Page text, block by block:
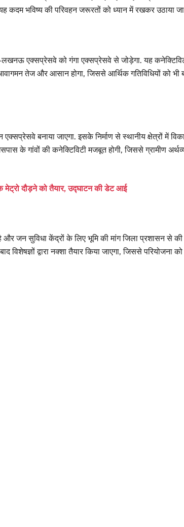
कदम भविष्य की परिवहन जरूरतों को ध्यान में रखकर उठाया जा
एक्सप्रेसवे को गंगा एक्सप्रेसवे से जोड़ेगा. यह
तेज और आसान होगा, जिससे आर्थिक गतिविधियों को भी
बनाया जाएगा. इसके निर्माण से स्थानीय क्षेत्रों में
के गांवों की कनेक्टिविटी मजबूत होगी, जिससे ग्रामीण
दौड़ने को तैयार, उद्घाटन की डेट आई
जन सुविधा केंद्रों के लिए भूमि की मांग जिला प्रशासन से की
विशेषज्ञों द्वारा नक्शा तैयार किया जाएगा, जिससे परियोजना